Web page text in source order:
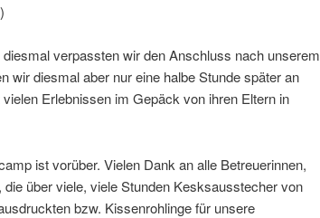
verpassten wir den Anschluss nach unserem
wir diesmal aber nur eine halbe Stunde später an
Erlebnissen im Gepäck von ihren Eltern in
ist vorüber. Vielen Dank an alle Betreuerinnen,
über viele, viele Stunden Kesksausstecher von
bzw. Kissenrohlinge für unsere